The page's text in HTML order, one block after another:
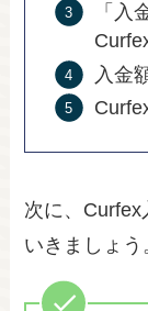
「入
入金
次に、Curfex
いきましょう